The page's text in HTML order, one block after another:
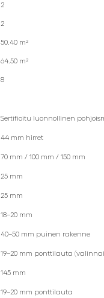
2
2
50.40 m²
64.50 m²
8
Sertifioitu luonnollinen
44 mm hirret
70 mm / 100 mm / 150 mm
25 mm
25 mm
18–20 mm
40–50 mm puinen rakenne
19–20 mm ponttilauta
145 mm
19–20 mm ponttilauta